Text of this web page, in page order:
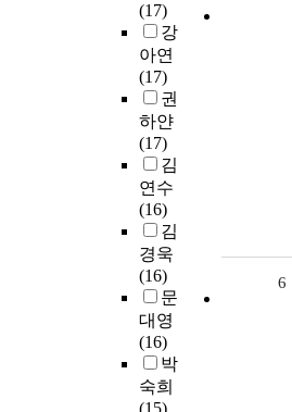
(17)
강
아연
(17)
권
하얀
(17)
김
연수
(16)
김
경욱
(16)
문
대영
(16)
박
숙희
6